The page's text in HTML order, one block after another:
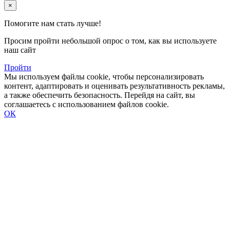
×
Помогите нам стать лучше!
Просим пройти небольшой опрос о том, как вы используете
наш сайт
Пройти
Мы используем файлы cookie, чтобы персонализировать
контент, адаптировать и оценивать результативность рекламы,
а также обеспечить безопасность. Перейдя на сайт, вы
соглашаетесь с использованием файлов cookie.
ОК